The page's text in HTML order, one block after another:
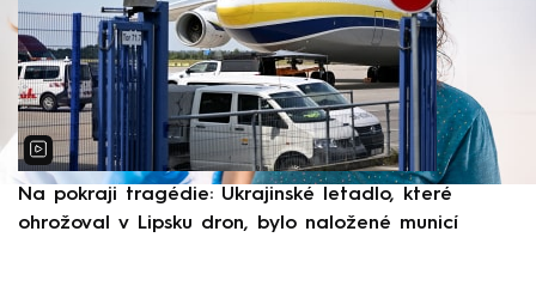
Na pokraji tragédie: Ukrajinské letadlo, které
ohrožoval v Lipsku dron, bylo naložené municí